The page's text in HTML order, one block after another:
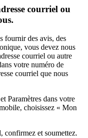
courriel ou
fournir des avis, des
vous devez nous
courriel ou autre
votre numéro de
courriel que nous
Paramètres dans votre
choisissez « Mon
confirmez et soumettez.